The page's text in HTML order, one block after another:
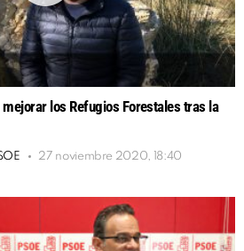
los Refugios Forestales tras la
27 noviembre 2020, 18:40